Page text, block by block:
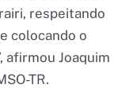
respeitando
colocando o
afirmou Joaquim
TR.